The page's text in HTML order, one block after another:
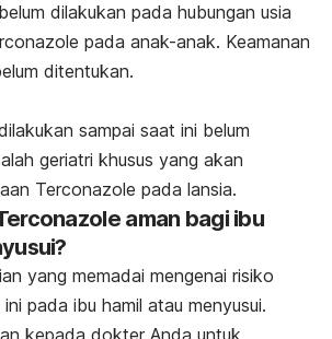
dilakukan pada hubungan usia
pada anak-anak. Keamanan
ditentukan.
sampai saat ini belum
geriatri khusus yang akan
Terconazole pada lansia.
aman bagi ibu
yang memadai mengenai risiko
pada ibu hamil atau menyusui.